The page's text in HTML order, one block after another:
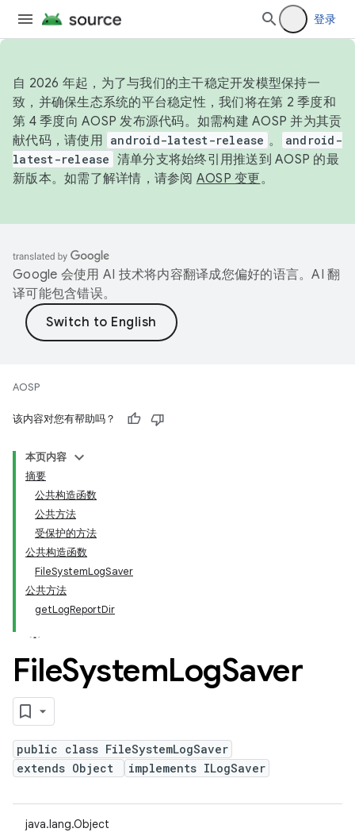
登录
自 2026 年起，为了与我们的主干稳定开发模型保持一
致，并确保生态系统的平台稳定性，我们将在第 2 季度和
第 4 季度向 AOSP 发布源代码。如需构建 AOSP 并为其贡
献代码，请使用 android-latest-release 。
android-
latest-release 清单分支将始终引用推送到 AOSP 的最
新版本。如需了解详情，请参阅 AOSP 变更。
Google 会使用 AI 技术将内容翻译成您偏好的语言。AI 翻
译可能包含错误。
AOSP
该内容对您有帮助吗？
本页内容
摘要
公共构造函数
公共方法
受保护的方法
公共构造函数
FileSystemLogSaver
公共方法
getLogReportDir
FileSystemLogSaver
public class FileSystemLogSaver
extends Object
implements ILogSaver
java.lang.Object